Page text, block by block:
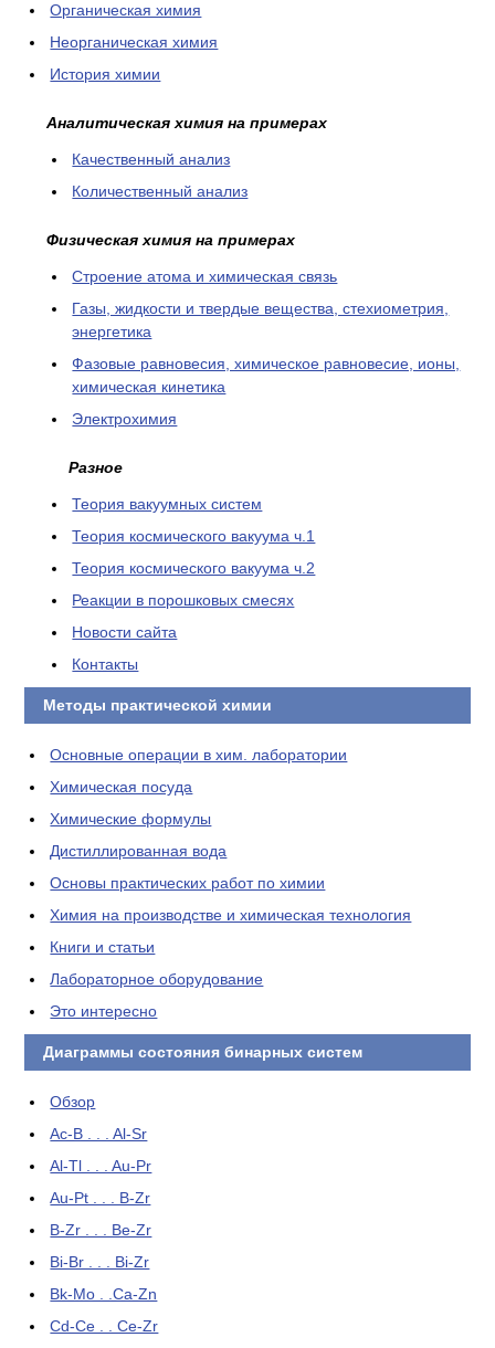
Органическая химия
Неорганическая химия
История химии
Аналитическая химия на примерах
Качественный анализ
Количественный анализ
Физическая химия на примерах
Cтроение атома и химическая связь
Газы, жидкости и твердые вещества, стехиометрия,
энергетика
Фазовые равновесия, химическое равновесие, ионы,
химическая кинетика
Электрохимия
Разное
Теория вакуумных систем
Теория космического вакуума ч.1
Теория космического вакуума ч.2
Реакции в порошковых смесях
Новости сайта
Контакты
Методы практической химии
Основные операции в хим. лаборатории
Химическая посуда
Химические формулы
Дистиллированная вода
Основы практических работ по химии
Химия на производстве и химическая технология
Книги и статьи
Лабораторное оборудование
Это интересно
Диаграммы состояния бинарных систем
Обзор
Ac-B . . . Al-Sr
Al-Tl . . . Au-Pr
Au-Pt . . . B-Zr
B-Zr . . . Be-Zr
Bi-Br . . . Bi-Zr
Bk-Mo . .Ca-Zn
Cd-Ce . . Ce-Zr